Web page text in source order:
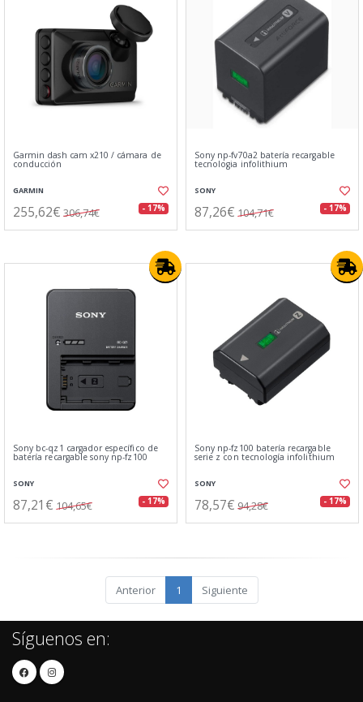
Garmin dash cam x210 / cámara de
conducción
GARMIN
255,62€ 306,74€ - 17%
Sony np-fv70a2 batería recargable
tecnologia infolithium
SONY
87,26€ 104,71€ - 17%
Sony bc-qz1 cargador específico de
batería recargable sony np-fz100
SONY
87,21€ 104,65€ - 17%
Sony np-fz100 batería recargable
serie z con tecnología infolithium
SONY
78,57€ 94,28€ - 17%
Anterior 1 Siguiente
Síguenos en: